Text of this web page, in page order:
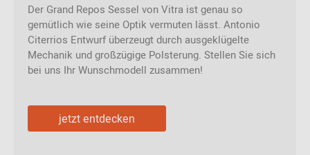
Der Grand Repos Sessel von Vitra ist genau so
gemütlich wie seine Optik vermuten lässt. Antonio
Citerrios Entwurf überzeugt durch ausgeklügelte
Mechanik und großzügige Polsterung. Stellen Sie sich
bei uns Ihr Wunschmodell zusammen!
jetzt entdecken